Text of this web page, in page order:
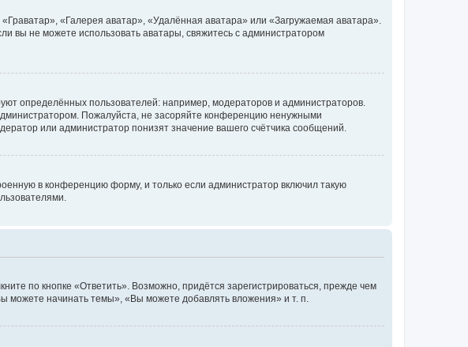
«Галерея аватар», «Удалённая аватара» или «Загружаемая аватара».
вы не можете использовать аватары, свяжитесь с администратором
определённых пользователей: например, модераторов и администраторов.
Пожалуйста, не засоряйте конференцию ненужными
или администратор понизят значение вашего счётчика сообщений.
в конференцию форму, и только если администратор включил такую
по кнопке «Ответить». Возможно, придётся зарегистрироваться, прежде чем
начинать темы», «Вы можете добавлять вложения» и т. п.